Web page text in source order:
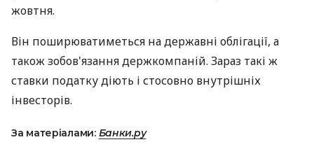
жовтня.
Він поширюватиметься на державні облігації, а
також зобов'язання держкомпаній. Зараз такі ж
ставки податку діють і стосовно внутрішніх
інвесторів.
За матеріалами: Банки.ру